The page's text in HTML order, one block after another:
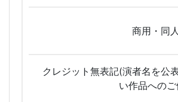
商用・同
クレジット無表記(演者名を公
い作品への